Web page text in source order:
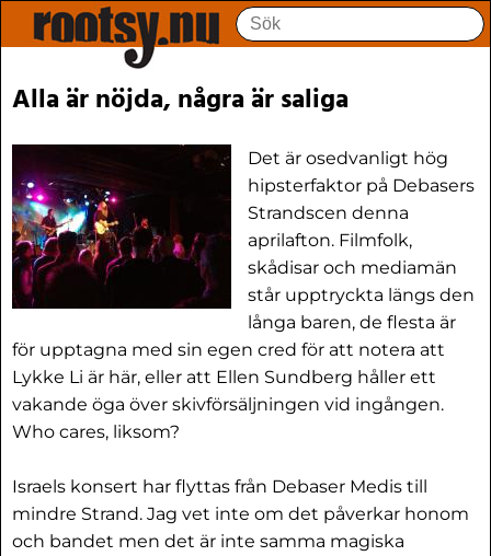
Alla är nöjda, några är saliga
Det är osedvanligt hög
hipsterfaktor på Debasers
Strandscen denna
aprilafton. Filmfolk,
skådisar och mediamän
står upptryckta längs den
långa baren, de flesta är
för upptagna med sin egen cred för att notera att
Lykke Li är här, eller att Ellen Sundberg håller ett
vakande öga över skivförsäljningen vid ingången.
Who cares, liksom?
Israels konsert har flyttas från Debaser Medis till
mindre Strand. Jag vet inte om det påverkar honom
och bandet men det är inte samma magiska